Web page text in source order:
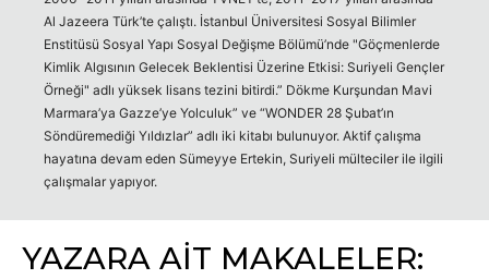
Al Jazeera Türk’te çalıştı. İstanbul Üniversitesi Sosyal Bilimler
Enstitüsü Sosyal Yapı Sosyal Değişme Bölümü’nde "Göçmenlerde
Kimlik Algısının Gelecek Beklentisi Üzerine Etkisi: Suriyeli Gençler
Örneği" adlı yüksek lisans tezini bitirdi.” Dökme Kurşundan Mavi
Marmara’ya Gazze’ye Yolculuk” ve “WONDER 28 Şubat’ın
Söndüremediği Yıldızlar” adlı iki kitabı bulunuyor. Aktif çalışma
hayatına devam eden Sümeyye Ertekin, Suriyeli mülteciler ile ilgili
çalışmalar yapıyor.
YAZARA AİT MAKALELER: